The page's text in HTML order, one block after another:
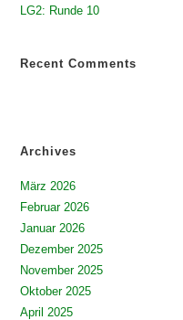
LG2: Runde 10
Recent Comments
Archives
März 2026
Februar 2026
Januar 2026
Dezember 2025
November 2025
Oktober 2025
April 2025